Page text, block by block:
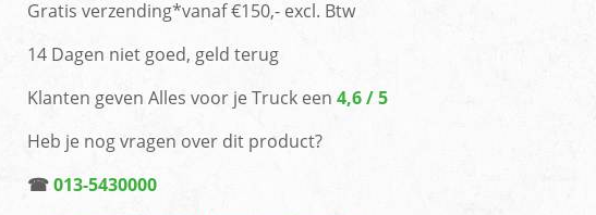
Gratis verzending*vanaf €150,- excl. Btw
14 Dagen niet goed, geld terug
Klanten geven Alles voor je Truck een 4,6 / 5
Heb je nog vragen over dit product?
☎013-5430000